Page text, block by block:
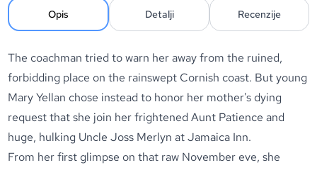
Opis Detalji Recenzije
The coachman tried to warn her away from the ruined,
forbidding place on the rainswept Cornish coast. But young
Mary Yellan chose instead to honor her mother's dying
request that she join her frightened Aunt Patience and
huge, hulking Uncle Joss Merlyn at Jamaica Inn.
From her first glimpse on that raw November eve, she